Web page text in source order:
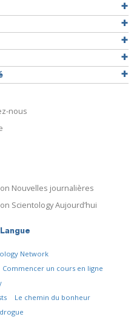
nous
Nouvelles journalières
Scientology Aujourd’hui
Langue
Network
Commencer un cours en ligne
Le chemin du bonheur